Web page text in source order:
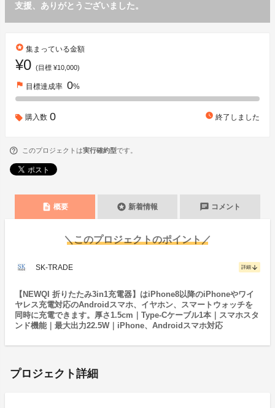
支援、ありがとうございました。
stars 集まっている金額
¥0 (目標 ¥10,000)
flag 目標達成率 0%
購入数 0 watch_later 終了しました
このプロジェクトは実行確約型です。
description 概要 stars 新着情報 chat コメント
＼このプロジェクトのポイント／
SK-TRADE 詳細 arrow_downward
【NEWQI 折りたたみ3in1充電器】はiPhone8以降のiPhoneやワイ
ヤレス充電対応のAndroidスマホ、イヤホン、スマートウォッチを
同時に充電できます。厚さ1.5cm｜Type-Cケーブル1本｜スマホスタ
ンド機能｜最大出力22.5W｜iPhone、Androidスマホ対応
プロジェクト詳細